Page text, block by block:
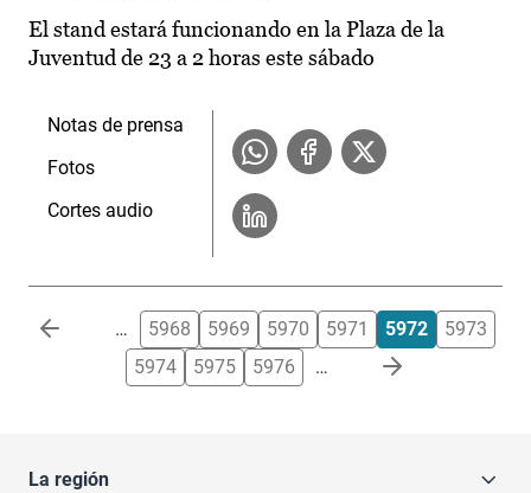
El stand estará funcionando en la Plaza de la
Juventud de 23 a 2 horas este sábado
Notas de prensa
Fotos
Cortes audio
Paginación … 5968 5969 5970 5971 5972
5973
5974
5975 5976 …
La región